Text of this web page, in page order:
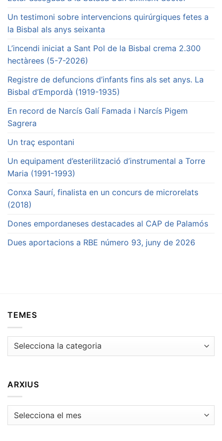
Un testimoni sobre intervencions quirúrgiques fetes a
la Bisbal als anys seixanta
L’incendi iniciat a Sant Pol de la Bisbal crema 2.300
hectàrees (5-7-2026)
Registre de defuncions d’infants fins als set anys. La
Bisbal d’Empordà (1919-1935)
En record de Narcís Galí Famada i Narcís Pigem
Sagrera
Un traç espontani
Un equipament d’esterilització d’instrumental a Torre
Maria (1991-1993)
Conxa Saurí, finalista en un concurs de microrelats
(2018)
Dones empordaneses destacades al CAP de Palamós
Dues aportacions a RBE número 93, juny de 2026
TEMES
Temes
ARXIUS
Arxius